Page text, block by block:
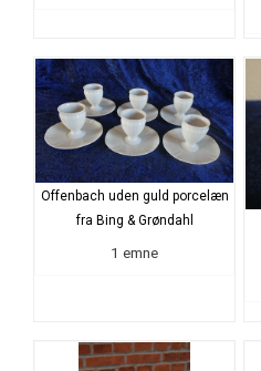
Offenbach uden guld porcelæn
fra Bing & Grøndahl
1 emne